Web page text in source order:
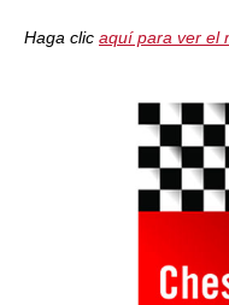
Haga clic aquí para ver el